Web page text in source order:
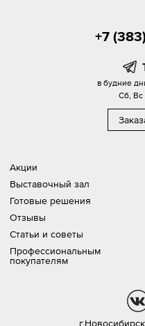
Акции
Выставочный зал
Готовые решения
Отзывы
Статьи и советы
Профессиональным
покупателям
+7
в будние
Сб,
vk